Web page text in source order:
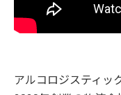
アルコロジスティッ